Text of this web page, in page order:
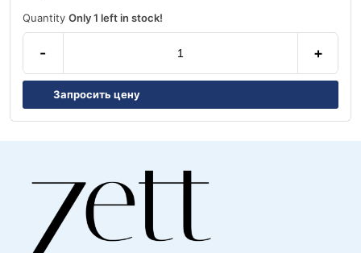
Quantity Only 1 left in stock!
- +
Запросить цену